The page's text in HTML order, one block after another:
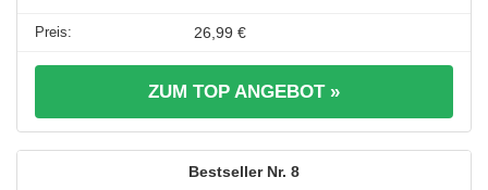
26,99 €
ZUM TOP ANGEBOT »
8